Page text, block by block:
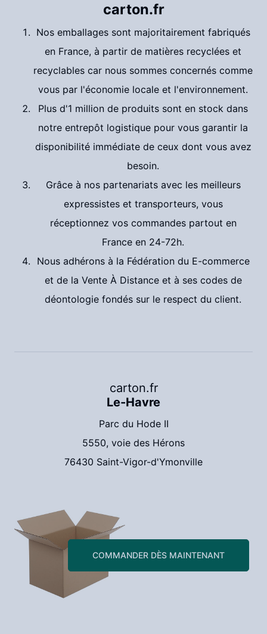
carton.fr
Nos emballages sont majoritairement fabriqués
en France, à partir de matières recyclées et
recyclables car nous sommes concernés comme
vous par l'économie locale et l'environnement.
Plus d'1 million de produits sont en stock dans
notre entrepôt logistique pour vous garantir la
disponibilité immédiate de ceux dont vous avez
besoin.
Grâce à nos partenariats avec les meilleurs
expressistes et transporteurs, vous
réceptionnez vos commandes partout en
France en 24-72h.
Nous adhérons à la Fédération du E-commerce
et de la Vente À Distance et à ses codes de
déontologie fondés sur le respect du client.
carton.fr
Le-Havre
Parc du Hode II
5550, voie des Hérons
76430 Saint-Vigor-d'Ymonville
COMMANDER DÈS MAINTENANT